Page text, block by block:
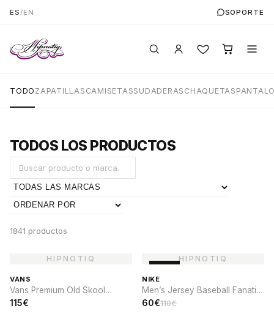
ES /EN SOPORTE
TODO ZAPATILLAS CAMISETASSUDADERAS CHAQUETAS
TODOS LOS PRODUCTOS
1841 productos
VANS
Vans Premium Old Skool
Cocona
115€
NIKE
Men’s Jersey Baseball Fanatic
x Nike Brooklyn Dodgers
60€110€